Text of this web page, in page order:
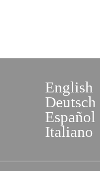
English
Deutsch
Español
Italiano